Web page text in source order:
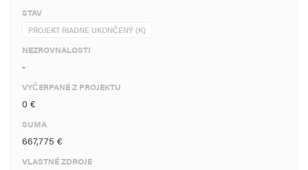
STAV
PROJEKT RIADNE UKONČENÝ (K)
NEZROVNALOSTI
-
VYČERPANÉ Z PROJEKTU
0 €
SUMA
667,775 €
VLASTNÉ ZDROJE